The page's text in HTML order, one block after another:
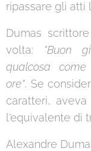
ripassare gli atti
Dumas
volta:
"Buon
qualcosa
ore". Se
caratteri,
l'equivalente di
Alexandre